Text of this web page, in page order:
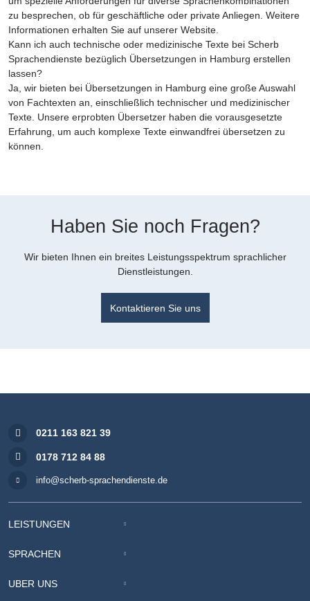
zu besprechen, ob für geschäftliche oder private Anliegen. Weitere
Informationen erhalten Sie auf unserer Website.
Kann ich auch technische oder medizinische Texte bei Scherb
Sprachendienste bezüglich Übersetzungen in Hamburg erstellen
lassen?
Ja, wir bieten bei Übersetzungen in Hamburg eine große Auswahl
von Fachtexten an, einschließlich technischer und medizinischer
Texte. Unsere erprobten Übersetzer haben die vorausgesetzte
Erfahrung, um auch komplexe Texte einwandfrei übersetzen zu
können.
Haben Sie noch Fragen?
Wir bieten Ihnen ein breites Leistungsspektrum sprachlicher
Dienstleistungen.
Kontaktieren Sie uns
0211 163 821 39
0178 712 84 88
info@scherb-sprachendienste.de
LEISTUNGEN
SPRACHEN
ÜBER UNS